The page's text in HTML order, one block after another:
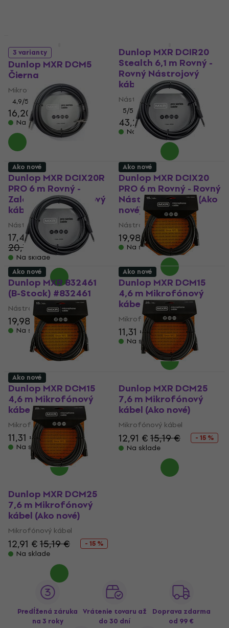
3 varianty
Dunlop MXR DCM5
Čierna
Mikrofónový kábel
4,9/5
16,20 € 16,60 €
Na sklade
Dunlop MXR DCIR20
Stealth 6,1 m Rovný -
Rovný Nástrojový
kábel
Nástrojový kábel
5/5
43,20 €44,10 €
Na sklade
Dunlop MXR DCIX20R
PRO 6 m Rovný -
Zalomený Nástrojový
kábel (Ako nové)
Nástrojový kábel
17,43 €
20,70 €
- 16 %
Na sklade
Dunlop MXR DCIX20
PRO 6 m Rovný - Rovný
Nástrojový kábel (Ako
nové)
Nástrojový kábel
19,98 €
Na sklade
Ako nové
Dunlop MXR 832461
(B-Stock) #832461
Nástrojový kábel
19,98 €21,80 €
Na sklade
Ako nové
Dunlop MXR DCM15
4,6 m Mikrofónový
kábel (Ako nové)
Mikrofónový kábel
11,31 € 11,61 €
Na sklade
Ako nové
Dunlop MXR DCM15
4,6 m Mikrofónový
kábel (Ako nové)
Mikrofónový kábel
11,31 € 11,61 €
Na sklade
Ako nové
Dunlop MXR DCM25
7,6 m Mikrofónový
kábel (Ako nové)
Mikrofónový kábel
12,91 €15,19 €
- 15 %
Na sklade
Ako nové
Dunlop MXR DCM25
7,6 m Mikrofónový
kábel (Ako nové)
Mikrofónový kábel
12,91 €15,19 €
- 15 %
Na sklade
Predĺžená záruka
na 3 roky
Vrátenie tovaru až
do 30 dní
Doprava zdarma
od 99 €